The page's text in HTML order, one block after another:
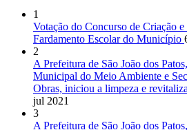
1
Votação do Concurso de Criação
Fardamento Escolar do Município
2
A Prefeitura de São João dos
Municipal do Meio Ambiente e
Obras, iniciou a limpeza e
jul 2021
3
A Prefeitura de São João dos